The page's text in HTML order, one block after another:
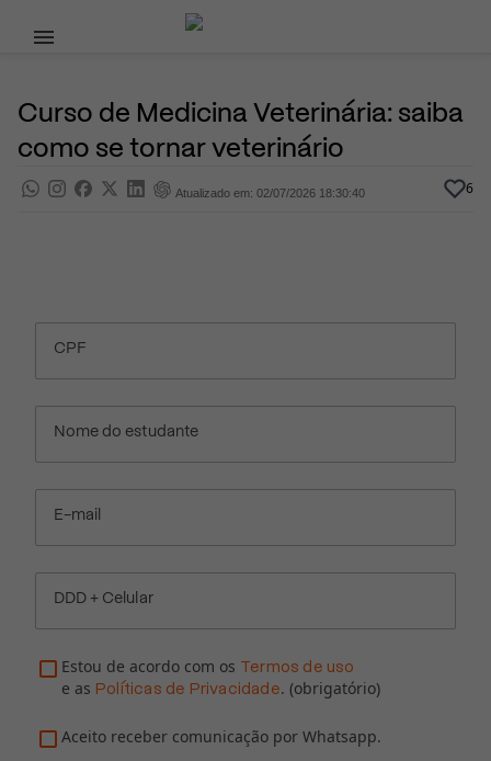
Pular para o conteúdo principal
Curso de Medicina Veterinária: saiba
como se tornar veterinário
Atualizado em: 02/07/2026 18:30:40 6
CPF
Nome do estudante
E-mail
DDD + Celular
Estou de acordo com os Termos de uso
e as Políticas de Privacidade. (obrigatório)
Aceito receber comunicação por Whatsapp.